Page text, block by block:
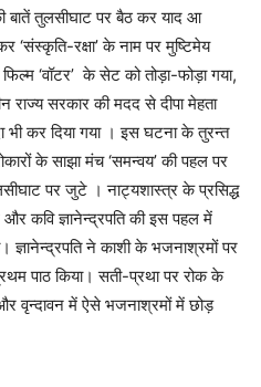
बातें तुलसीघाट पर बैठ कर याद आ
‘संस्कृति-रक्षा’ के नाम पर मुष्टिमेय
फिल्म ‘वॉटर’ के सेट को तोड़ा-फोड़ा गया,
राज्य सरकार की मदद से दीपा मेहता
भी कर दिया गया । इस घटना के तुरन्त
के साझा मंच ‘समन्वय’ की पहल पर
पर जुटे । नाट्यशास्त्र के प्रसिद्ध
और कवि ज्ञानेन्द्रपति की इस पहल में
ज्ञानेन्द्रपति ने काशी के भजनाश्रमों पर
पाठ किया। सती-प्रथा पर रोक के
वृन्दावन में ऐसे भजनाश्रमों में छोड़